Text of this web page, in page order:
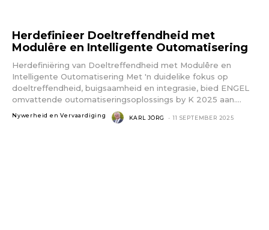
Herdefinieer Doeltreffendheid met
Modulêre en Intelligente Outomatisering
Herdefiniëring van Doeltreffendheid met Modulêre en
Intelligente Outomatisering Met 'n duidelike fokus op
doeltreffendheid, buigsaamheid en integrasie, bied ENGEL
omvattende outomatiseringsoplossings by K 2025 aan....
Nywerheid en Vervaardiging KARL JÖRG - 11 SEPTEMBER 2025